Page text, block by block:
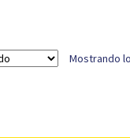
Mostrando